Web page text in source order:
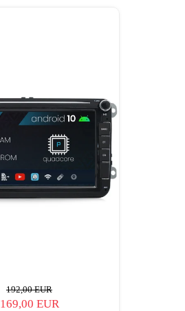
192,00 EUR
169,00 EUR